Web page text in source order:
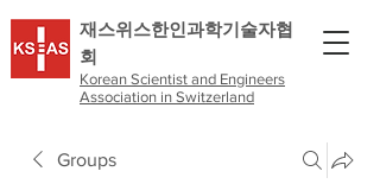
​재스위스한인과학기술자협
회
Korean Scientist and Engineers
Association in Switzerland
Groups